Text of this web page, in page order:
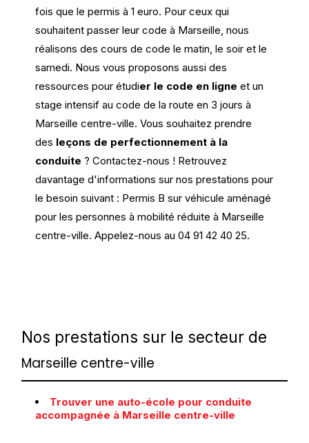
fois que le permis à 1 euro. Pour ceux qui
souhaitent passer leur code à Marseille, nous
réalisons des cours de code le matin, le soir et le
samedi. Nous vous proposons aussi des
ressources pour étudier le code en ligne et un
stage intensif au code de la route en 3 jours à
Marseille centre-ville. Vous souhaitez prendre
des leçons de perfectionnement à la
conduite ? Contactez-nous ! Retrouvez
davantage d'informations sur nos prestations pour
le besoin suivant : Permis B sur véhicule aménagé
pour les personnes à mobilité réduite à Marseille
centre-ville. Appelez-nous au 04 91 42 40 25.
Nos prestations sur le secteur de
Marseille centre-ville
Trouver une auto-école pour conduite
accompagnée à Marseille centre-ville